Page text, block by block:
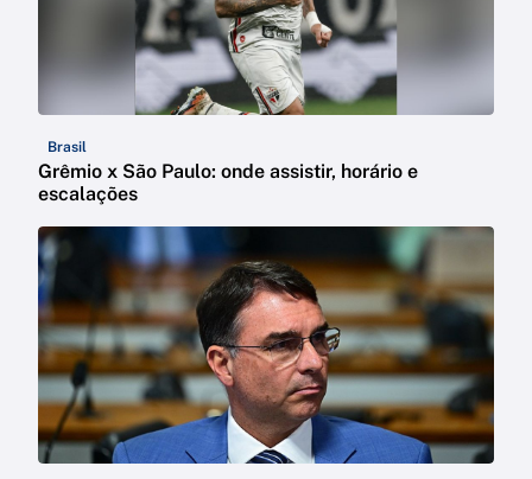
Brasil
Grêmio x São Paulo: onde assistir, horário e
escalações